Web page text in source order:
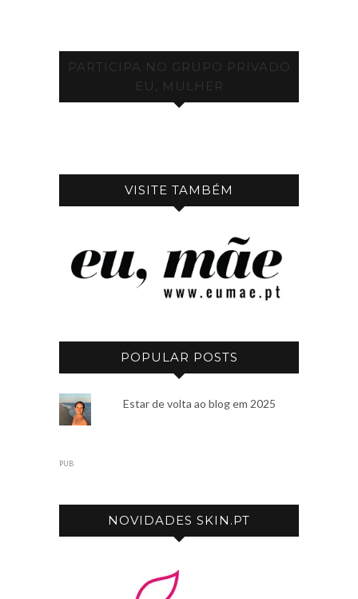
PARTICIPA NO GRUPO PRIVADO
EU, MULHER
VISITE TAMBÉM
POPULAR POSTS
Estar de volta ao blog em 2025
PUB
NOVIDADES SKIN.PT